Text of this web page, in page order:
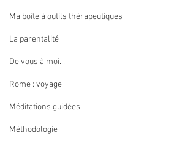
Ma boîte à outils thérapeutiques
La parentalité
De vous à moi...
Rome : voyage
Méditations guidées
Méthodologie